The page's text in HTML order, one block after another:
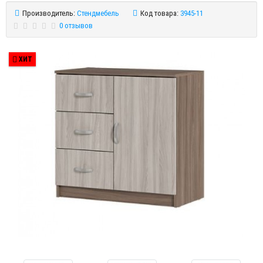
Производитель: Стендмебель Код товара: 3945-11
0 отзывов
ХИТ